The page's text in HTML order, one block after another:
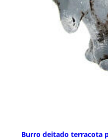
Burro deitado terracota